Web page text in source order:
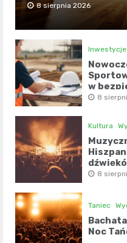
8 sierpnia 2026
Inwestycje
w
8
Kultura
8
Taniec
Noc